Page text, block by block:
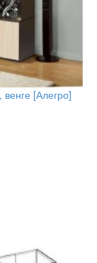
[Алегро]